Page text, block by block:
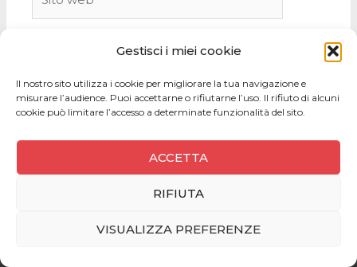
Gestisci i miei cookie
Il nostro sito utilizza i cookie per migliorare la tua navigazione e
misurare l’audience. Puoi accettarne o rifiutarne l’uso. Il rifiuto di alcuni
cookie può limitare l’accesso a determinate funzionalità del sito.
ACCETTA
RIFIUTA
VISUALIZZA PREFERENZE
web